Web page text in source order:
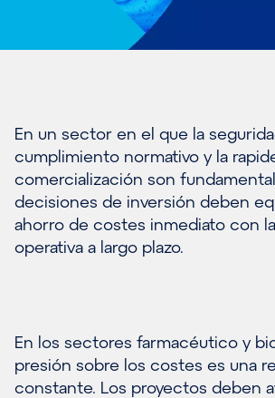
En un sector en el que la
cumplimiento normativo y la
comercialización son
decisiones de inversión deben
ahorro de costes inmediato con
operativa a largo plazo.
En los sectores farmacéutico y
presión sobre los costes es una
constante. Los proyectos deben